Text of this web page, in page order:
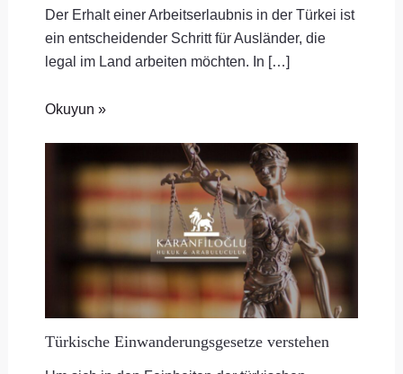
Der Erhalt einer Arbeitserlaubnis in der Türkei ist
ein entscheidender Schritt für Ausländer, die
legal im Land arbeiten möchten. In […]
Okuyun »
Türkische Einwanderungsgesetze verstehen